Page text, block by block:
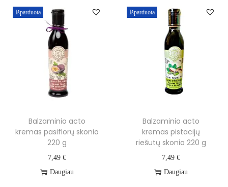
Išparduota
Balzaminio acto
kremas pasiflorų skonio
220 g
7,49 €
Daugiau
Išparduota
Balzaminio acto
kremas pistacijų
riešutų skonio 220 g
7,49 €
Daugiau